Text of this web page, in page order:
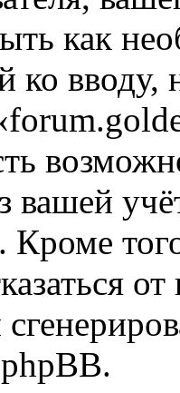
как
ко